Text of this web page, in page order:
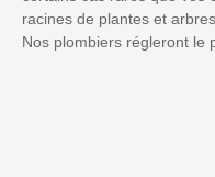
racines de plantes et arbres.
Nos plombiers régleront le